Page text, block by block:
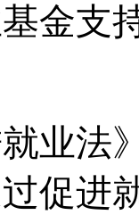
金支
业法
促进